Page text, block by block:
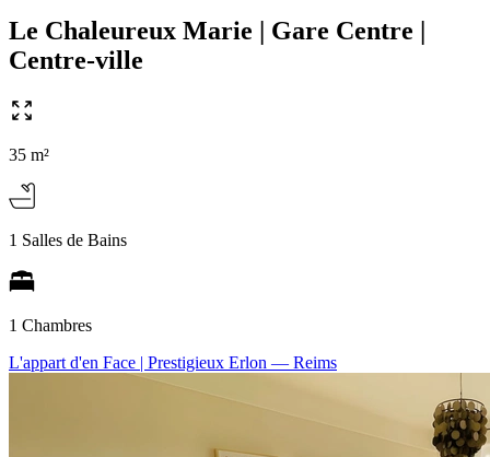
Le Chaleureux Marie | Gare Centre |
Centre-ville
35 m²
1 Salles de Bains
1 Chambres
L'appart d'en Face | Prestigieux Erlon — Reims